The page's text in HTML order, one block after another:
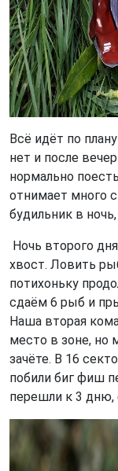
Всё идёт по
нет и после
нормально
отнимает много
будильник в
Ночь второго
хвост. Ловить
потихоньку
сдаём 6 рыб и
Наша вторая
место в зоне, но
зачёте. В 16
побили биг фиш
перешли к 3 дню,